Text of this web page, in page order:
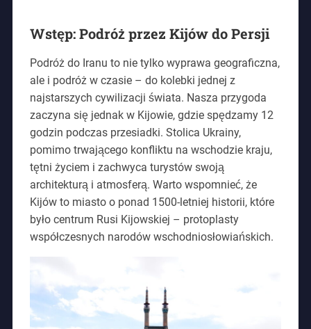
Wstęp: Podróż przez Kijów do Persji
Podróż do Iranu to nie tylko wyprawa geograficzna,
ale i podróż w czasie – do kolebki jednej z
najstarszych cywilizacji świata. Nasza przygoda
zaczyna się jednak w Kijowie, gdzie spędzamy 12
godzin podczas przesiadki. Stolica Ukrainy,
pomimo trwającego konfliktu na wschodzie kraju,
tętni życiem i zachwyca turystów swoją
architekturą i atmosferą. Warto wspomnieć, że
Kijów to miasto o ponad 1500-letniej historii, które
było centrum Rusi Kijowskiej – protoplasty
współczesnych narodów wschodniosłowiańskich.